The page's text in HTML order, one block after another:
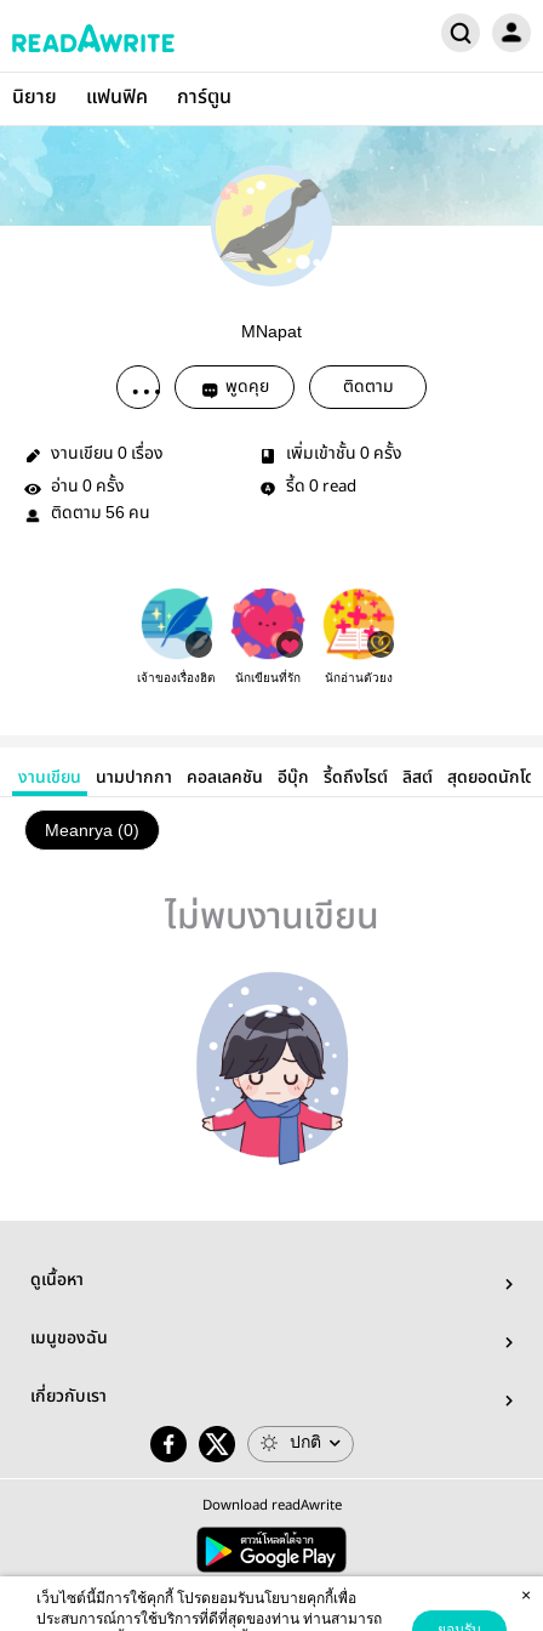
นิยาย แฟนฟิค การ์ตูน
MNapat
พูดคุย ติดตาม
งานเขียน 0 เรื่อง เพิ่มเข้าชั้น 0 ครั้ง
อ่าน 0 ครั้ง รี้ด 0 read
ติดตาม 56 คน
เจ้าของเรื่องฮิต นักเขียนที่รัก นักอ่านตัวยง
งานเขียน นามปากกา คอลเลคชัน อีบุ๊ก รี้ดถึงไรต์ ลิสต์ สุดยอดนักโด
Meanrya (0)
ไม่พบงานเขียน
ดูเนื้อหา
เมนูของฉัน
เกี่ยวกับเรา
ปกติ
Download readAwrite
© 2026 readAwrite.com by MEB Corporation Public Company Limited
This site is protected by reCAPTCHA and the Google Privacy Policy Terms of Serviceapply.
เว็บไซต์นี้มีการใช้คุกกี้ โปรดยอมรับนโยบายคุกกี้เพื่อ
ประสบการณ์การใช้บริการที่ดีที่สุดของท่าน ท่านสามารถ
×